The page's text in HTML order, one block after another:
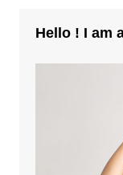
Hello ! I am